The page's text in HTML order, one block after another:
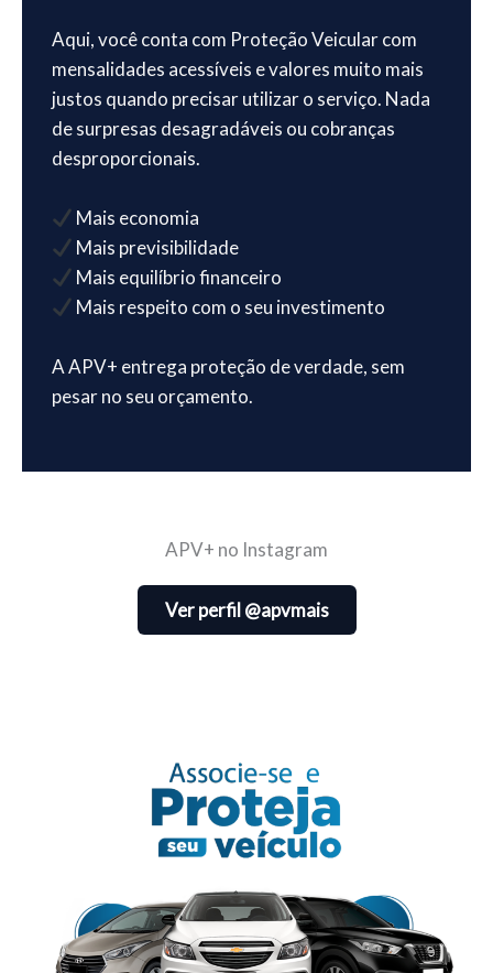
Aqui, você conta com Proteção Veicular com
mensalidades acessíveis e valores muito mais
justos quando precisar utilizar o serviço. Nada
de surpresas desagradáveis ou cobranças
desproporcionais.
Mais economia
Mais previsibilidade
Mais equilíbrio financeiro
Mais respeito com o seu investimento
A APV+ entrega proteção de verdade, sem
pesar no seu orçamento.
APV+ no Instagram
Ver perfil @apvmais